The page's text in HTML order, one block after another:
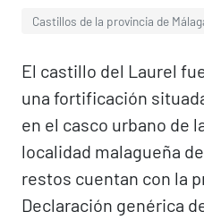
Castillos de la provincia de
El castillo del Laurel
una fortificación
en el casco urbano de
localidad malagueña
restos cuentan con la
Declaración genérica